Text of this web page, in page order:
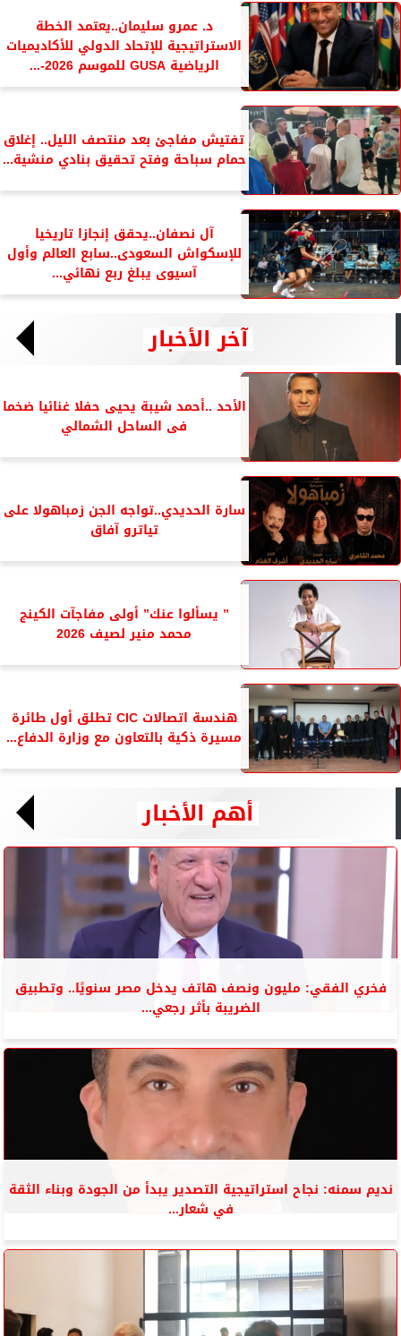
د. عمرو سليمان..يعتمد الخطة
الاستراتيجية للإتحاد الدولي للأكاديميات
الرياضية GUSA للموسم 2026-...
تفتيش مفاجئ بعد منتصف الليل.. إغلاق
حمام سباحة وفتح تحقيق بنادي منشية...
آل نصفان..يحقق إنجازا تاريخيا
للإسكواش السعودى..سابع العالم وأول
آسيوى يبلغ ربع نهائي...
آخر الأخبار
الأحد ..أحمد شيبة يحيى حفلا غنائيا ضخما
فى الساحل الشمالي
سارة الحديدي..تواجه الجن زمباهولا على
تياترو آفاق
” يسألوا عنك” أولى مفاجآت الكينج
محمد منير لصيف 2026
هندسة اتصالات CIC تطلق أول طائرة
مسيرة ذكية بالتعاون مع وزارة الدفاع...
أهم الأخبار
فخري الفقي: مليون ونصف هاتف يدخل مصر سنويًا.. وتطبيق
الضريبة بأثر رجعي...
نديم سمنه: نجاح استراتيجية التصدير يبدأ من الجودة وبناء الثقة
في شعار...